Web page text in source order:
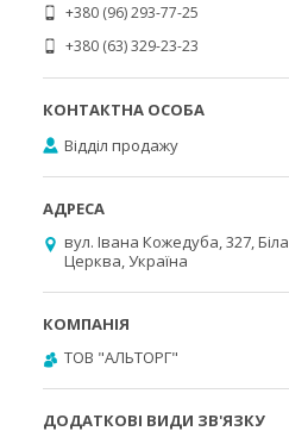
+380 (96) 293-77-25
+380 (63) 329-23-23
Відділ продажу
вул. Івана Кожедуба, 327, Біла
Церква, Україна
ТОВ "АЛЬТОРГ"